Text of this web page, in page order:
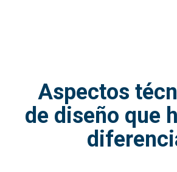
Aspectos
de diseño que